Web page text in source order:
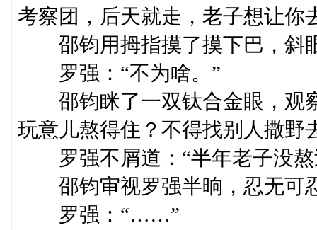
考察团，后天就走，老子想让你
邵钧用拇指摸了摸下巴，斜
罗强：“不为啥。”
邵钧眯了一双钛合金眼，观
玩意儿熬得住？不得找别人撒野
罗强不屑道：“半年老子没熬
邵钧审视罗强半晌，忍无可
罗强：“……”